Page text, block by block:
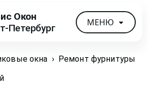
Окон
Петербург
МЕНЮ
окна ›
Ремонт фурнитуры